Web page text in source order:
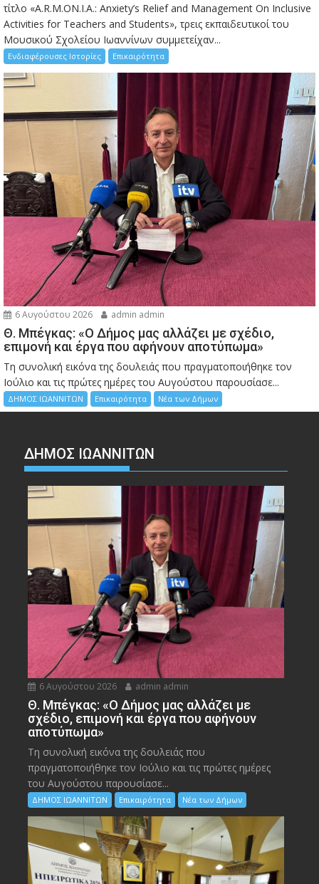
τίτλο «A.R.M.ON.I.A.: Anxiety’s Relief and Management On Inclusive
Activities for Teachers and Students», τρεις εκπαιδευτικοί του
Μουσικού Σχολείου Ιωαννίνων συμμετείχαν...
Ενδιαφέρουσες Ιστορίες Επικαιρότητα
6 Αυγούστου 2026 admin admin
Θ. Μπέγκας: «Ο Δήμος μας αλλάζει με σχέδιο,
επιμονή και έργα που αφήνουν αποτύπωμα»
Τη συνολική εικόνα της δουλειάς που πραγματοποιήθηκε τον
Ιούλιο και τις πρώτες ημέρες του Αυγούστου παρουσίασε...
ΔΗΜΟΣ ΙΩΑΝΝΙΤΩΝ Επικαιρότητα Νέα των Δήμων
ΔΗΜΟΣ ΙΩΑΝΝΙΤΩΝ
6 Αυγούστου 2026 admin admin
Θ. Μπέγκας: «Ο Δήμος μας αλλάζει με
σχέδιο, επιμονή και έργα που αφήνουν
αποτύπωμα»
Τη συνολική εικόνα της δουλειάς που
πραγματοποιήθηκε τον Ιούλιο και τις πρώτες ημέρες
του Αυγούστου παρουσίασε...
ΔΗΜΟΣ ΙΩΑΝΝΙΤΩΝ Επικαιρότητα Νέα των Δήμων